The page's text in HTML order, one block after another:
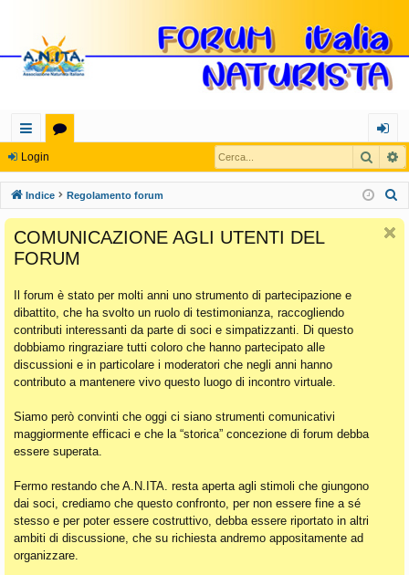
oll
eg
a
m
en
ti
Ra
pi
di
u
m
og
in
Login Cerca
Indice Regolamento forum
COMUNICAZIONE AGLI UTENTI DEL
FORUM
Il forum è stato per molti anni uno strumento di partecipazione e
dibattito, che ha svolto un ruolo di testimonianza, raccogliendo
contributi interessanti da parte di soci e simpatizzanti. Di questo
dobbiamo ringraziare tutti coloro che hanno partecipato alle
discussioni e in particolare i moderatori che negli anni hanno
contributo a mantenere vivo questo luogo di incontro virtuale.
Siamo però convinti che oggi ci siano strumenti comunicativi
maggiormente efficaci e che la “storica” concezione di forum debba
essere superata.
Fermo restando che A.N.ITA. resta aperta agli stimoli che giungono
dai soci, crediamo che questo confronto, per non essere fine a sé
stesso e per poter essere costruttivo, debba essere riportato in altri
ambiti di discussione, che su richiesta andremo appositamente ad
organizzare.